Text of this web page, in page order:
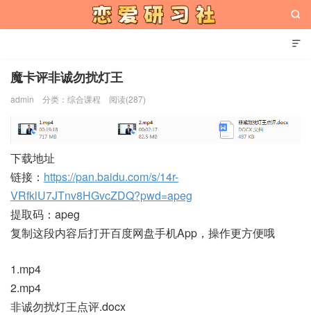


魔卡评非诚勿扰灯王
admin 分类： 综合课程 阅读(287)
下载地址
链接： https://pan.baidu.com/s/14r-
VRfklU7JTnv8HGvcZDQ?pwd=apeg
提取码：apeg
复制这段内容后打开百度网盘手机App，操作更方便哦
1.mp4
2.mp4
非诚勿扰灯王点评.docx